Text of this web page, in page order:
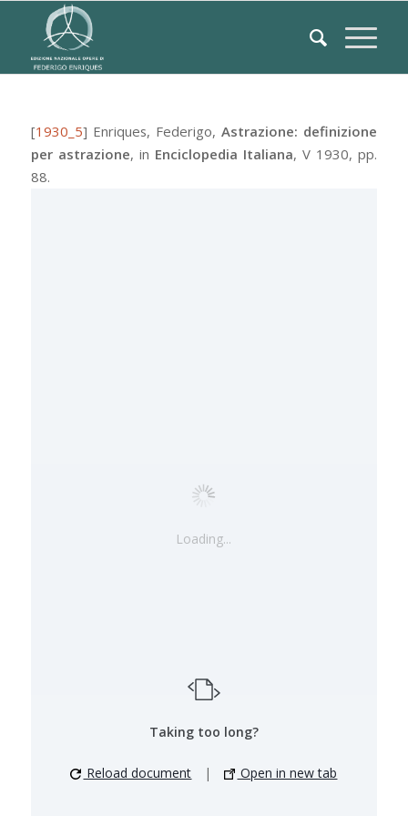
[1930_5] Enriques, Federigo,Astrazione: definizione
per astrazione, in Enciclopedia Italiana,V 1930, pp.
88.
Loading...
Taking too long?
Reload document | Open in new tab